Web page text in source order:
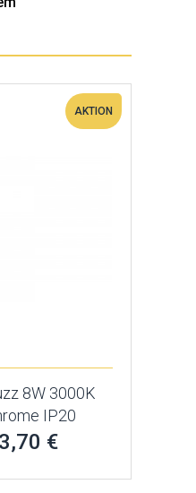
AKTION
8W 3000K
IP20
€